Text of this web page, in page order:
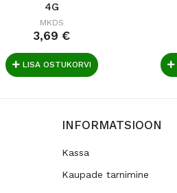
4G
MKDS
3,69 €
LISA OSTUKORVI
INFORMATSIOON
Kassa
Kaupade tarnimine